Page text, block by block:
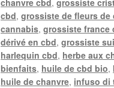
cbd,grossiste de fleurs de
cannabis,grossiste france
dérivé en cbd,grossiste
harlequin cbd, herbe aux
bienfaits, huile de cbd bio,
huile de chanvre, infuso di